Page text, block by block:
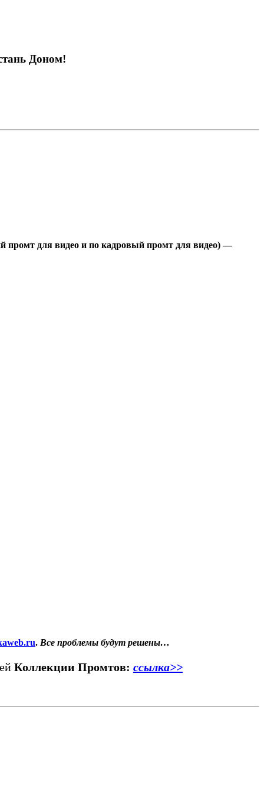
Доном!
промт для видео и по кадровый промт для видео)—
. Все проблемы будут решены…
Коллекции Промтов: ссылка>>